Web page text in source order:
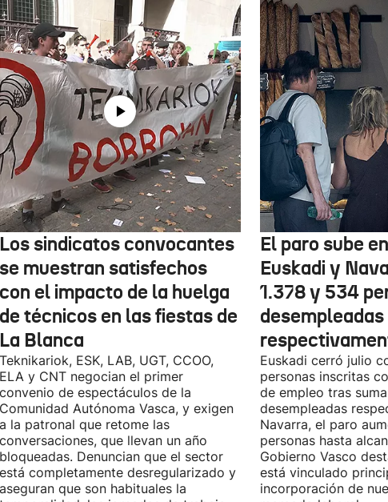
Los sindicatos convocantes
se muestran satisfechos
con el impacto de la huelga
de técnicos en las fiestas de
La Blanca
Teknikariok, ESK, LAB, UGT, CCOO,
ELA y CNT negocian el primer
convenio de espectáculos de la
Comunidad Autónoma Vasca, y exigen
a la patronal que retome las
conversaciones, que llevan un año
bloqueadas. Denuncian que el sector
está completamente desregularizado y
aseguran que son habituales la
El paro sube
Euskadi y
1.378 y 534
desempleadas
Euskadi cerró julio
personas inscritas
de empleo tras
desempleadas
Navarra, el paro
personas hasta
Gobierno Vasco
está vinculado
incorporación de